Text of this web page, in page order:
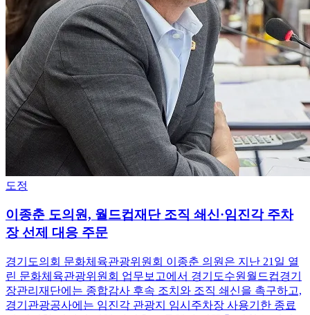
도정
이종춘 도의원, 월드컵재단 조직 쇄신·임진각 주차
장 선제 대응 주문
경기도의회 문화체육관광위원회 이종춘 의원은 지난 21일 열
린 문화체육관광위원회 업무보고에서 경기도수원월드컵경기
장관리재단에는 종합감사 후속 조치와 조직 쇄신을 촉구하고,
경기관광공사에는 임진각 관광지 임시주차장 사용기한 종료